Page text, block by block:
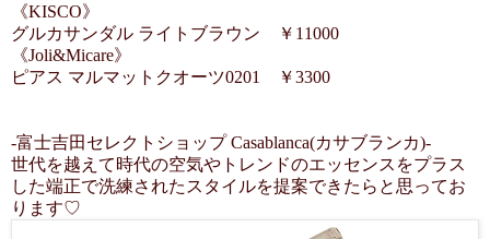
《KISCO》
グルカサンダル ライトブラウン ￥11000
《Joli&Micare》
ピアス マルマットクオーツ0201 ￥3300
-富士吉田セレクトショップ Casablanca(カサブランカ)-
世代を越えて時代の空気やトレンドのエッセンスをプラス
した端正で洗練されたスタイルを提案できたらと思ってお
ります♡